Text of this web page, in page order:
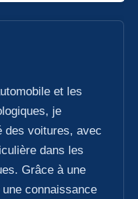
et les
je
des voitures, avec
dans les
Grâce à une
connaissance